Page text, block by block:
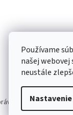
Používame
našej
neustále
Nastavenie
vyhradené.